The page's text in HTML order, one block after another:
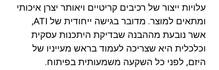
עלויות ייצור של רכיבים קריטיים ויאותר יצרן איכותי
ומתאים למוצר. מדובר בגישה ייחודית של ATI,
אשר נובעת מההבנה שבדיקת היתכנות עסקית
וכלכלית היא שצריכה לעמוד בראש מעייניו של
היזם, לפני כל השקעה משמעותית בפיתוח.